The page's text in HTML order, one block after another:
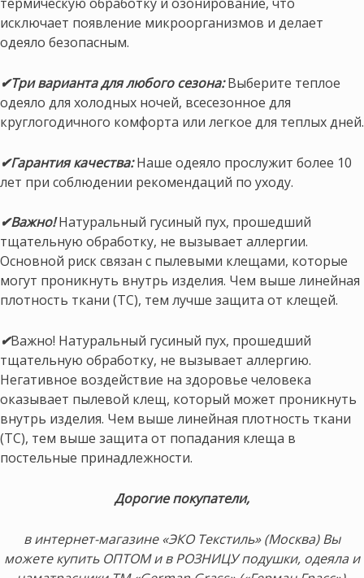
исключает появление микроорганизмов и делает
одеяло безопасным.
✔Три варианта для любого сезона:Выберите теплое
одеяло для холодных ночей, всесезонное для
круглогодичного комфорта или легкое для теплых дней.
✔Гарантия качества:Наше одеяло прослужит более 10
лет при соблюдении рекомендаций по уходу.
✔Важно! Натуральный гусиный пух, прошедший
тщательную обработку, не вызывает аллергии.
Основной риск связан с пылевыми клещами, которые
могут проникнуть внутрь изделия. Чем выше линейная
плотность ткани (ТС), тем лучше защита от клещей.
✔Важно! Натуральный гусиный пух, прошедший
тщательную обработку, не вызывает аллергию.
Негативное воздействие на здоровье человека
оказывает пылевой клещ, который может проникнуть
внутрь изделия. Чем выше линейная плотность ткани
(ТС), тем выше защита от попадания клеща в
постельные принадлежности.
Дорогие покупатели,
в интернет-магазине «ЭКО Текстиль» (Москва) Вы
можете купить ОПТОМ и в РОЗНИЦУ подушки, одеяла и